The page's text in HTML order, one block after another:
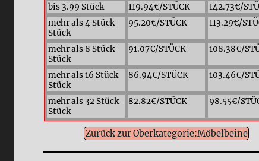
bis 3.99 Stück
119.94€/STÜCK
142.73€/
mehr als 4 Stück
Stück
95.20€/STÜCK 113.29€/
mehr als 8 Stück
Stück
91.07€/STÜCK 108.38€/
mehr als 16 Stück
Stück
86.94€/STÜCK 103.46€/
mehr als 32 Stück
Stück
82.82€/STÜCK 98.55€/
Zurück zur Oberkategorie:Möbelbeine